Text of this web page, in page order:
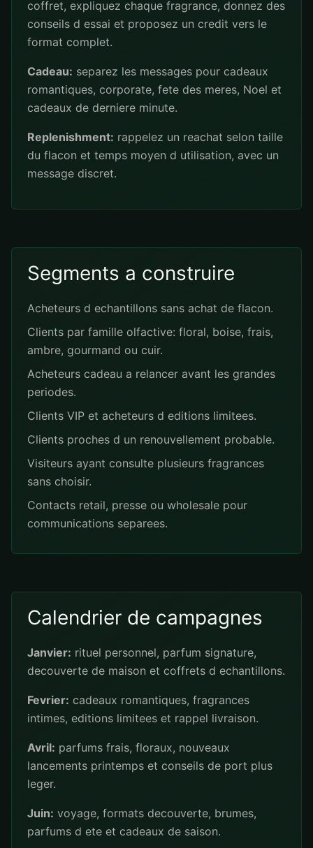
coffret, expliquez chaque fragrance, donnez des
conseils d essai et proposez un credit vers le
format complet.
Cadeau: separez les messages pour cadeaux
romantiques, corporate, fete des meres, Noel et
cadeaux de derniere minute.
Replenishment: rappelez un reachat selon taille
du flacon et temps moyen d utilisation, avec un
message discret.
Segments a construire
Acheteurs d echantillons sans achat de flacon.
Clients par famille olfactive: floral, boise, frais,
ambre, gourmand ou cuir.
Acheteurs cadeau a relancer avant les grandes
periodes.
Clients VIP et acheteurs d editions limitees.
Clients proches d un renouvellement probable.
Visiteurs ayant consulte plusieurs fragrances
sans choisir.
Contacts retail, presse ou wholesale pour
communications separees.
Calendrier de campagnes
Janvier: rituel personnel, parfum signature,
decouverte de maison et coffrets d echantillons.
Fevrier: cadeaux romantiques, fragrances
intimes, editions limitees et rappel livraison.
Avril: parfums frais, floraux, nouveaux
lancements printemps et conseils de port plus
leger.
Juin: voyage, formats decouverte, brumes,
parfums d ete et cadeaux de saison.